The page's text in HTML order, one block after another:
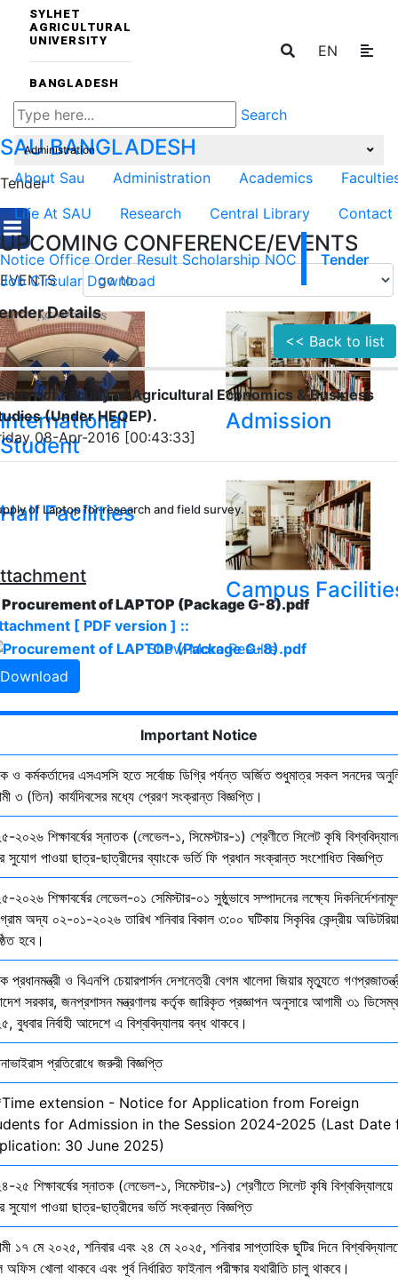
SYLHET
AGRICULTURAL
UNIVERSITY
BANGLADESH
EN
Search
SAUBANGLADESH
About Sau Administration Academics
Life At SAU
Research Central Library Contact
UPCOMING CONFERENCE/EVENTS
EVENTS
International
Student
Admission
Hall Facilities
Campus
Show More Results
Administration
Tender
Notice Office Order Result Scholarship NOC
Tender
Job Circular Download
Details
<< Back to list
of Faculty of Agricultural Economics & Business
(Under HEQEP).
08-Apr-2016 [00:43:33]
of Laptop for research and field survey.
Procurement of LAPTOP (Package G-8).pdf
[ PDF version ] ::
Download
Important Notice
ও কর্মকর্তাদের এসএসসি হতে সর্বোচ্চ ডিগ্রি পর্যন্ত অর্জিত শুধুমাত্র সকল সনদের
৩ (তিন) কার্যদিবসের মধ্যে প্রেরণ সংক্রান্ত বিজ্ঞপ্তি।
২০২৬ শিক্ষাবর্ষের স্নাতক (লেভেল-১, সিমেস্টার-১) শ্রেণীতে সিলেট কৃষি
সুযোগ পাওয়া ছাত্র-ছাত্রীদের ব্যাংকে ভর্তি ফি প্রধান সংক্রান্ত সংশোধিত বিজ্ঞপ্তি
২০২৬ শিক্ষাবর্ষের লেভেল-০১ সেমিস্টার-০১ সুষ্ঠুভাবে সম্পাদনের লক্ষ্যে
অদ্য ০২-০১-২০২৬ তারিখ শনিবার বিকাল ৩:০০ ঘটিকায় সিকৃবির কেন্দ্রীয়
হবে।
প্রধানমন্ত্রী ও বিএনপি চেয়ারপার্সন দেশনেত্রী বেগম খালেদা জিয়ার মৃত্যুতে
সরকার, জনপ্রশাসন মন্ত্রণালয় কর্তৃক জারিকৃত প্রজ্ঞাপন অনুসারে আগামী ৩১
বুধবার নির্বাহী আদেশে এ বিশ্ববিদ্যালয় বন্ধ থাকবে।
প্রতিরোধে জরুরী বিজ্ঞপ্তি
extension - Notice for Application from Foreign
for Admission in the Session 2024-2025 (Last Date
30 June 2025)
২৫ শিক্ষাবর্ষের স্নাতক (লেভেল-১, সিমেস্টার-১) শ্রেণীতে সিলেট কৃষি বিশ্ববিদ্যালয়ে
সুযোগ পাওয়া ছাত্র-ছাত্রীদের ভর্তি সংক্রান্ত বিজ্ঞপ্তি
১৭ মে ২০২৫, শনিবার এবং ২৪ মে ২০২৫, শনিবার সাপ্তাহিক ছুটির দিনে
খোলা থাকবে এবং পূর্ব নির্ধারিত ফাইনাল পরীক্ষার যথারীতি চালু থাকবে।